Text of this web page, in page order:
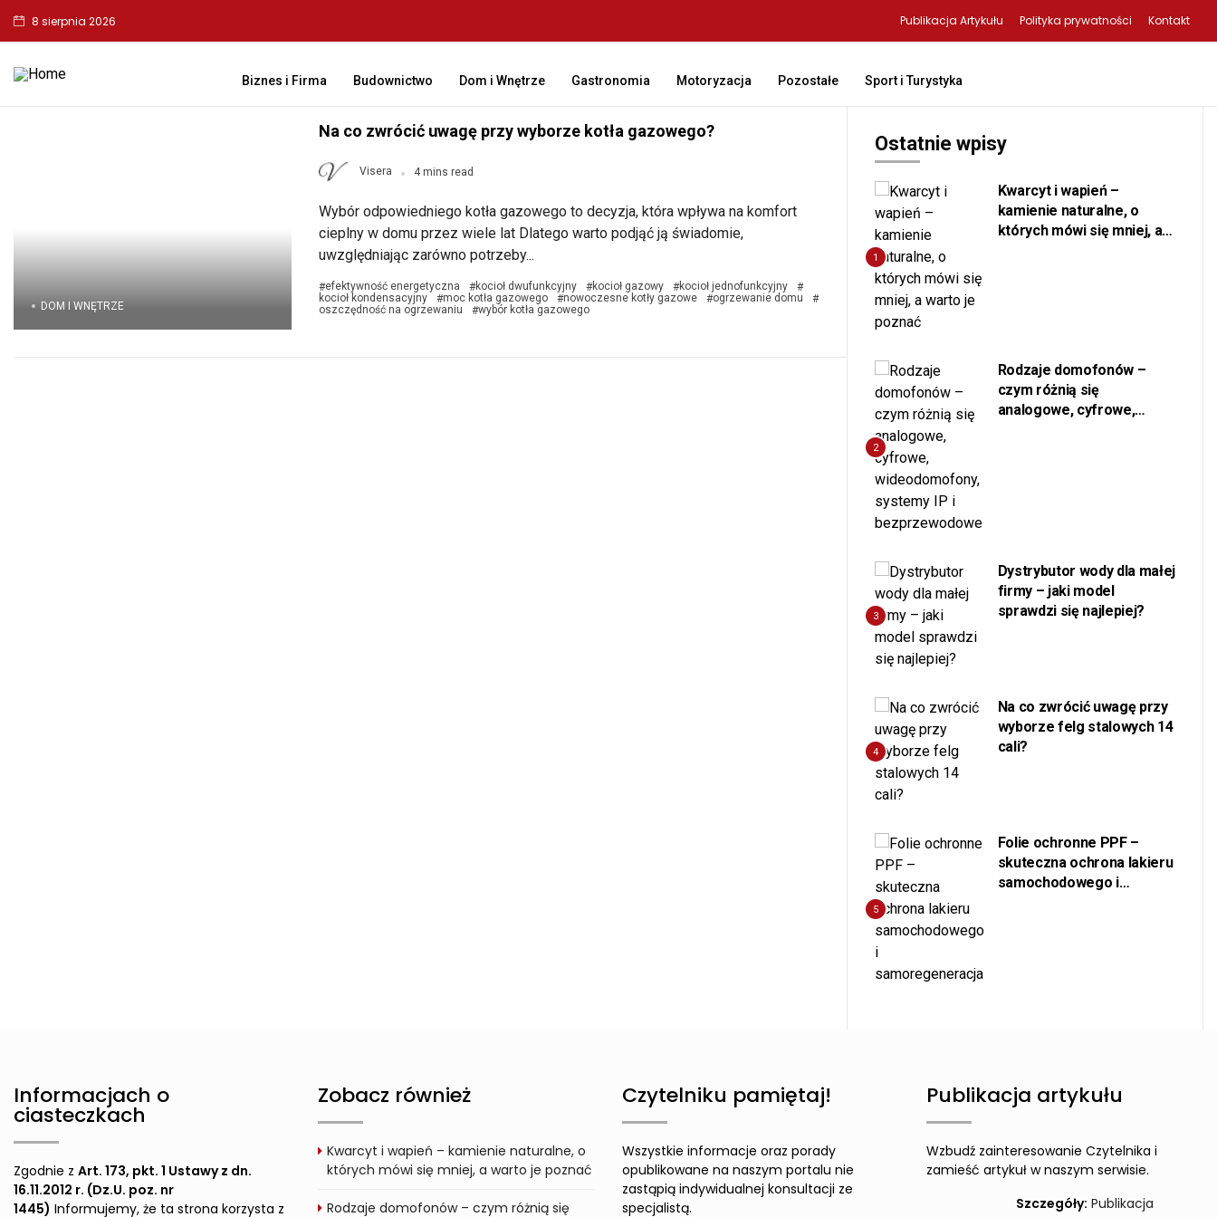
8 sierpnia 2026 Publikacja Artykułu Polityka prywatności Kontakt
Biznes i Firma Budownictwo Dom i Wnętrze Gastronomia Motoryzacja Pozostałe Sport i Turystyka
DOM I WNĘTRZE
Na co zwrócić uwagę przy wyborze kotła gazowego?
Visera 4 mins read
Wybór odpowiedniego kotła gazowego to decyzja, która wpływa na komfort
cieplny w domu przez wiele lat Dlatego warto podjąć ją świadomie,
uwzględniając zarówno potrzeby...
#efektywność energetyczna #kocioł dwufunkcyjny #kocioł gazowy #kocioł jednofunkcyjny
#
kocioł kondensacyjny
#moc kotła gazowego #nowoczesne kotły gazowe #ogrzewanie domu
#
oszczędność na ogrzewaniu
#wybór kotła gazowego
Ostatnie wpisy
1
Kwarcyt i wapień –
kamienie naturalne, o
których mówi się mniej, a
2
Rodzaje domofonów –
czym różnią się
analogowe, cyfrowe,
3
Dystrybutor wody dla małej
firmy – jaki model
sprawdzi się najlepiej?
4
Na co zwrócić uwagę przy
wyborze felg stalowych 14
cali?
5
Folie ochronne PPF –
skuteczna ochrona lakieru
samochodowego i
Informacjach o
ciasteczkach
Zgodnie z Art. 173, pkt. 1 Ustawy z dn.
16.11.2012 r. (Dz.U. poz. nr
1445) Informujemy, że ta strona korzysta z
Zobacz również
Kwarcyt i wapień – kamienie naturalne, o
których mówi się mniej, a warto je poznać
Rodzaje domofonów – czym różnią się
Czytelniku pamiętaj!
Wszystkie informacje oraz porady
opublikowane na naszym portalu nie
zastąpią indywidualnej konsultacji ze
specjalistą.
Publikacja artykułu
Wzbudź zainteresowanie Czytelnika i
zamieść artykuł w naszym serwisie.
Szczegóły: Publikacja